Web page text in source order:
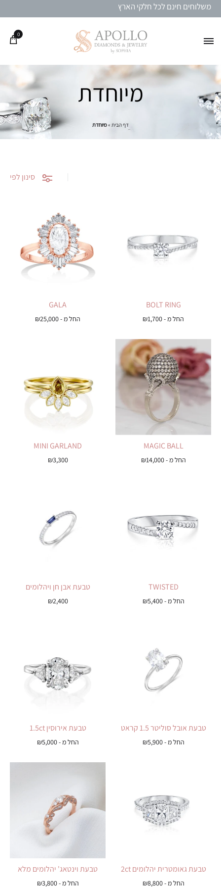
משלוחים חינם לכל חלקי הארץ
0
מיוחדת
דף הבית »מיוחדת
סינון לפי
BOLT RING
החל מ - ₪1,700
GALA
החל מ - ₪25,000
MAGIC BALL
החל מ - ₪14,000
MINI GARLAND
₪3,300
TWISTED
החל מ - ₪5,400
טבעת אבן חן ויהלומים
₪2,400
טבעת אובל סוליטר 1.5 קראט
החל מ - ₪5,900
טבעת אירוסין 1.5ct
החל מ - ₪5,000
טבעת גאומטרית יהלומים 2ct
החל מ - ₪8,800
טבעת וינטאג' יהלומים מלא
החל מ - ₪3,800